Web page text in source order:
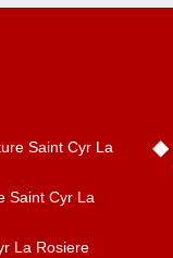
Saint Cyr La
Saint Cyr La
La Rosiere